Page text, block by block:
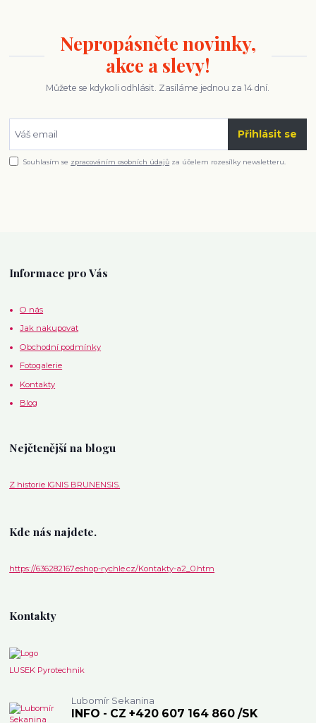
Nepropásněte novinky,
akce a slevy!
Můžete se kdykoli odhlásit. Zasíláme jednou za 14 dní.
Přihlásit se
Souhlasím se zpracováním osobních údajů za účelem rozesílky newsletteru.
Informace pro Vás
O nás
Jak nakupovat
Obchodní podmínky
Fotogalerie
Kontakty
Blog
Nejčtenější na blogu
Z historie IGNIS BRUNENSIS.
Kde nás najdete.
https://636282167.eshop-rychle.cz/Kontakty-a2_0.htm
Kontakty
LUSEK Pyrotechnik
Lubomír Sekanina
INFO - CZ +420 607 164 860 /SK